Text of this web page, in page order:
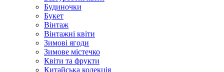
Будиночки
Букет
Вінтаж
Вінтажні квіти
Зимові ягоди
Зимове містечко
Квіти та фрукти
Китайська колекція